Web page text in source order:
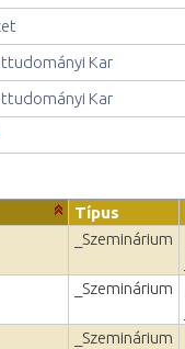
Kar
Kar
Típus
_Szeminárium
_Szeminárium
_Szeminárium